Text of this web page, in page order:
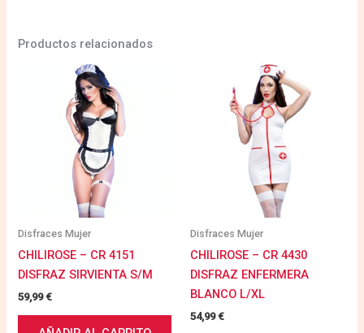
Productos relacionados
Disfraces Mujer
CHILIROSE – CR 4151
DISFRAZ SIRVIENTA S/M
59,99€
Disfraces Mujer
CHILIROSE – CR 4430
DISFRAZ ENFERMERA
BLANCO L/XL
54,99€